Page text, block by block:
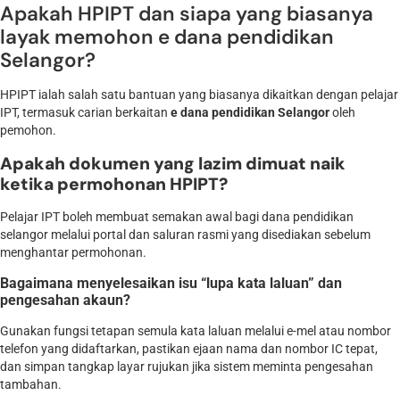
Apakah HPIPT dan siapa yang biasanya
layak memohon e dana pendidikan
Selangor?
HPIPT ialah salah satu bantuan yang biasanya dikaitkan dengan pelajar
IPT, termasuk carian berkaitan e dana pendidikan Selangoroleh
pemohon.
Apakah dokumen yang lazim dimuat naik
ketika permohonan HPIPT?
Pelajar IPT boleh membuat semakan awal bagi dana pendidikan
selangor melalui portal dan saluran rasmi yang disediakan sebelum
menghantar permohonan.
Bagaimana menyelesaikan isu “lupa kata laluan” dan
pengesahan akaun?
Gunakan fungsi tetapan semula kata laluan melalui e-mel atau nombor
telefon yang didaftarkan, pastikan ejaan nama dan nombor IC tepat,
dan simpan tangkap layar rujukan jika sistem meminta pengesahan
tambahan.